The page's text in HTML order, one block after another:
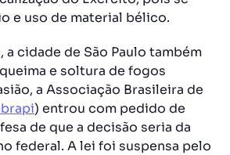
e uso de material bélico.
a cidade de São Paulo também
e soltura de fogos
a Associação Brasileira de
) entrou com pedido de
de que a decisão seria da
federal. A lei foi suspensa pelo